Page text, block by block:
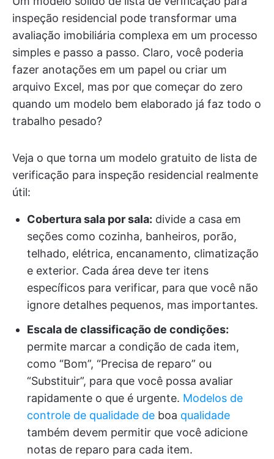
inspeção residencial pode transformar uma
avaliação imobiliária complexa em um processo
simples e passo a passo. Claro, você poderia
fazer anotações em um papel ou criar um
arquivo Excel, mas por que começar do zero
quando um modelo bem elaborado já faz todo o
trabalho pesado?
Veja o que torna um modelo gratuito de lista de
verificação para inspeção residencial realmente
útil:
Cobertura sala por sala: divide a casa em
seções como cozinha, banheiros, porão,
telhado, elétrica, encanamento, climatização
e exterior. Cada área deve ter itens
específicos para verificar, para que você não
ignore detalhes pequenos, mas importantes.
Escala de classificação de condições:
permite marcar a condição de cada item,
como “Bom”, “Precisa de reparo” ou
“Substituir”, para que você possa avaliar
rapidamente o que é urgente. Modelos de
controle de qualidade de boa qualidade
também devem permitir que você adicione
notas de reparo para cada item.